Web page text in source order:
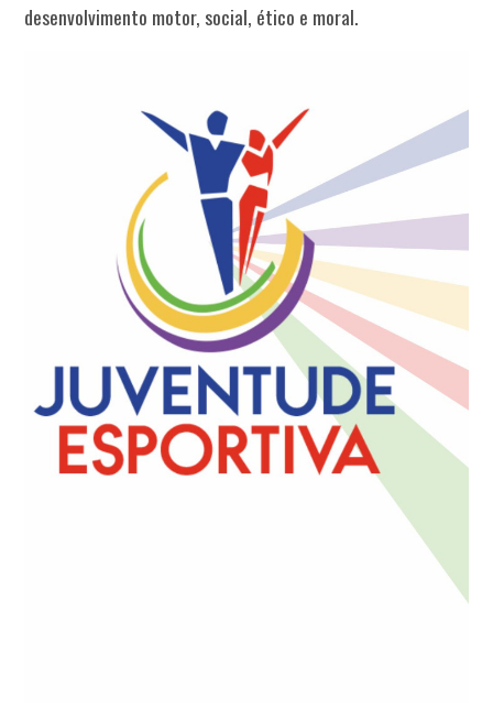
desenvolvimento motor, social, ético e moral.